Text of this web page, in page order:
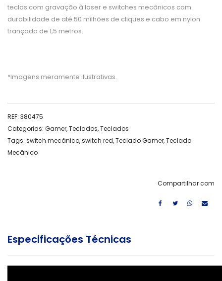
teclas com gravação à laser e switches mecânicos com
durabilidade de até 50 milhões de cliques e cabo em nylon
trançado de 1,5 metros.
*Imagens meramente ilustrativas.
REF: 380475
Categorias: Gamer,Teclados,Teclados
Tags: switch mecânico,switch red,Teclado Gamer,Teclado
Mecânico
Compartilhar com
Especificações Técnicas